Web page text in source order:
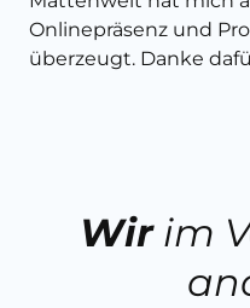
Onlinepräsenz und
überzeugt. Danke
Wirim